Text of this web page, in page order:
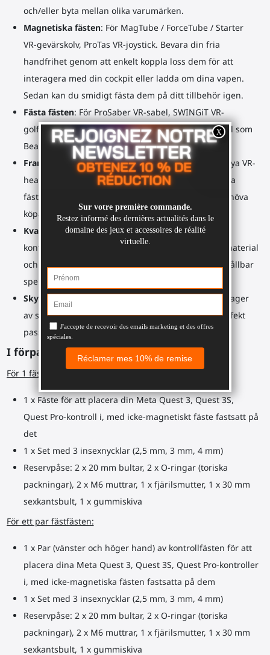
och/eller byta mellan olika varumärken.
Magnetiska fästen: För MagTube / ForceTube / Starter
VR-gevärskolv, ProTas VR-joystick. Bevara din fria
handfrihet genom att enkelt koppla loss dem för att
interagera med din cockpit eller ladda om dina vapen.
Sedan kan du smidigt fästa dem på ditt tillbehör igen.
Fästa fästen: För ProSaber VR-sabel, SWINGiT VR-
golfklubba. Erbjud stabil säkerhet för intensiva spel som
BeatSaber eller KayakVR eller minigolfspel.
Framtidsäker: Uppgradera ditt tillbehör med din nya VR-
headset. Vår unika design gör att du enkelt kan byta
fästen på ditt tillbehör, vilket sparar dig från att behöva
köpa ett helt nytt.
Kvalitetsmaterial för 3D-utskrifter: Våra
kontrollfästen/cups är tillverkade av förstklassiga material
och säkra fästen, vilket garanterar en pålitlig och hållbar
spelupplevelse.
Skyddade kontroller: Inuti varje fäste skyddar ett lager
av svart gummi din kontroll och säkerställer en perfekt
passform.
I förpackningen:
För 1 fästfäste:
1 x Fäste för att placera din Meta Quest 3, Quest 3S,
Quest Pro-kontroll i, med icke-magnetiskt fäste fastsatt på
det
1 x Set med 3 insexnycklar (2,5 mm, 3 mm, 4 mm)
Reservpåse: 2 x 20 mm bultar, 2 x O-ringar (toriska
packningar), 2 x M6 muttrar, 1 x fjärilsmutter, 1 x 30 mm
sexkantsbult, 1 x gummiskiva
För ett par fästfästen:
1 x Par (vänster och höger hand) av kontrollfästen för att
placera dina Meta Quest 3, Quest 3S, Quest Pro-kontroller
i, med icke-magnetiska fästen fastsatta på dem
1 x Set med 3 insexnycklar (2,5 mm, 3 mm, 4 mm)
Reservpåse: 2 x 20 mm bultar, 2 x O-ringar (toriska
packningar), 2 x M6 muttrar, 1 x fjärilsmutter, 1 x 30 mm
sexkantsbult, 1 x gummiskiva